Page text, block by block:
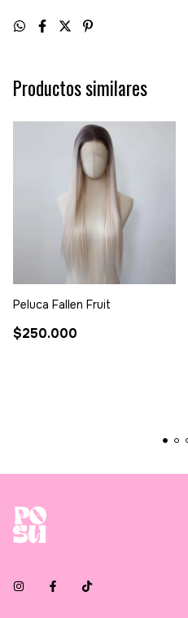
Productos similares
Peluca Fallen Fruit
$250.000